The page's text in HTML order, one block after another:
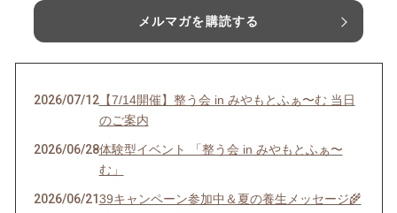
メルマガを購読する
2026/07/12【7/14開催】整う会 in みやもとふぁ〜む 当日
のご案内
2026/06/28体験型イベント 「整う会 in みやもとふぁ〜
む」
2026/06/2139キャンペーン参加中＆夏の養生メッセージ🌾